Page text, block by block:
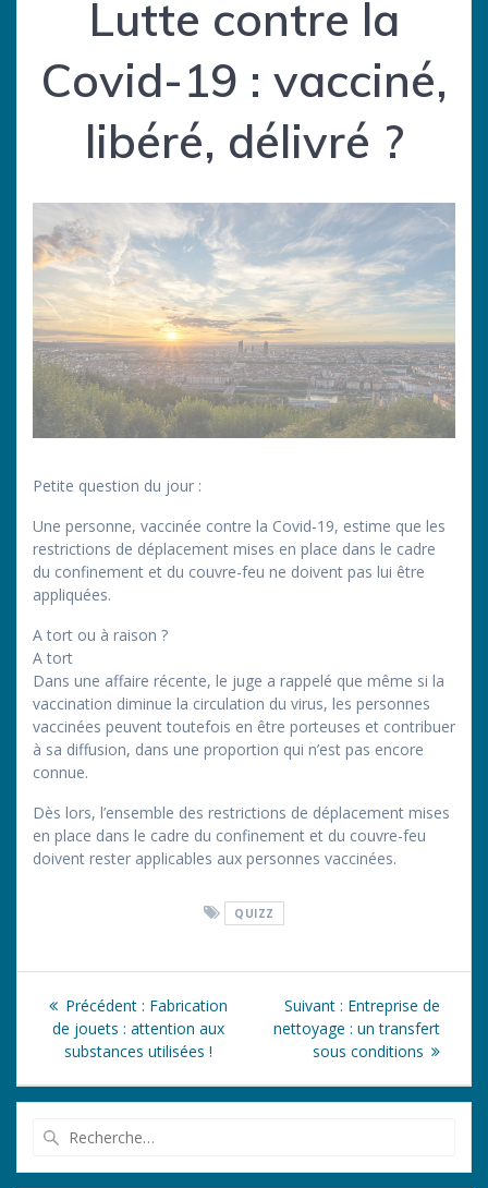
Lutte contre la
Covid-19 : vacciné,
libéré, délivré ?
Petite question du jour :
Une personne, vaccinée contre la Covid-19, estime que les
restrictions de déplacement mises en place dans le cadre
du confinement et du couvre-feu ne doivent pas lui être
appliquées.
A tort ou à raison ?
A tort
Dans une affaire récente, le juge a rappelé que même si la
vaccination diminue la circulation du virus, les personnes
vaccinées peuvent toutefois en être porteuses et contribuer
à sa diffusion, dans une proportion qui n’est pas encore
connue.
Dès lors, l’ensemble des restrictions de déplacement mises
en place dans le cadre du confinement et du couvre-feu
doivent rester applicables aux personnes vaccinées.
QUIZZ
Navigation
de
l’article
Précédent : Article
précédent
:
Fabrication
de jouets : attention aux
substances utilisées !
Suivant : Article
suivant
Entreprise de
nettoyage : un transfert
sous conditions
: